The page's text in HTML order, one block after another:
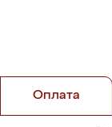
Оплата